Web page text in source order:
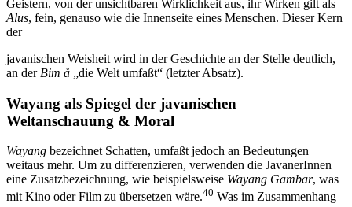
Geistern, von der unsichtbaren Wirklichkeit aus, ihr Wirken gilt als
Alus, fein, genauso wie die Innenseite eines Menschen. Dieser Kern
der
javanischen Weisheit wird in der Geschichte an der Stelle deutlich,
an der Bim å „die Welt umfaßt“ (letzter Absatz).
Wayang als Spiegel der javanischen
Weltanschauung & Moral
Wayang bezeichnet Schatten, umfaßt jedoch an Bedeutungen
weitaus mehr. Um zu differenzieren, verwenden die JavanerInnen
eine Zusatzbezeichnung, wie beispielsweise Wayang Gambar, was
mit Kino oder Film zu übersetzen wäre.40 Was im Zusammenhang